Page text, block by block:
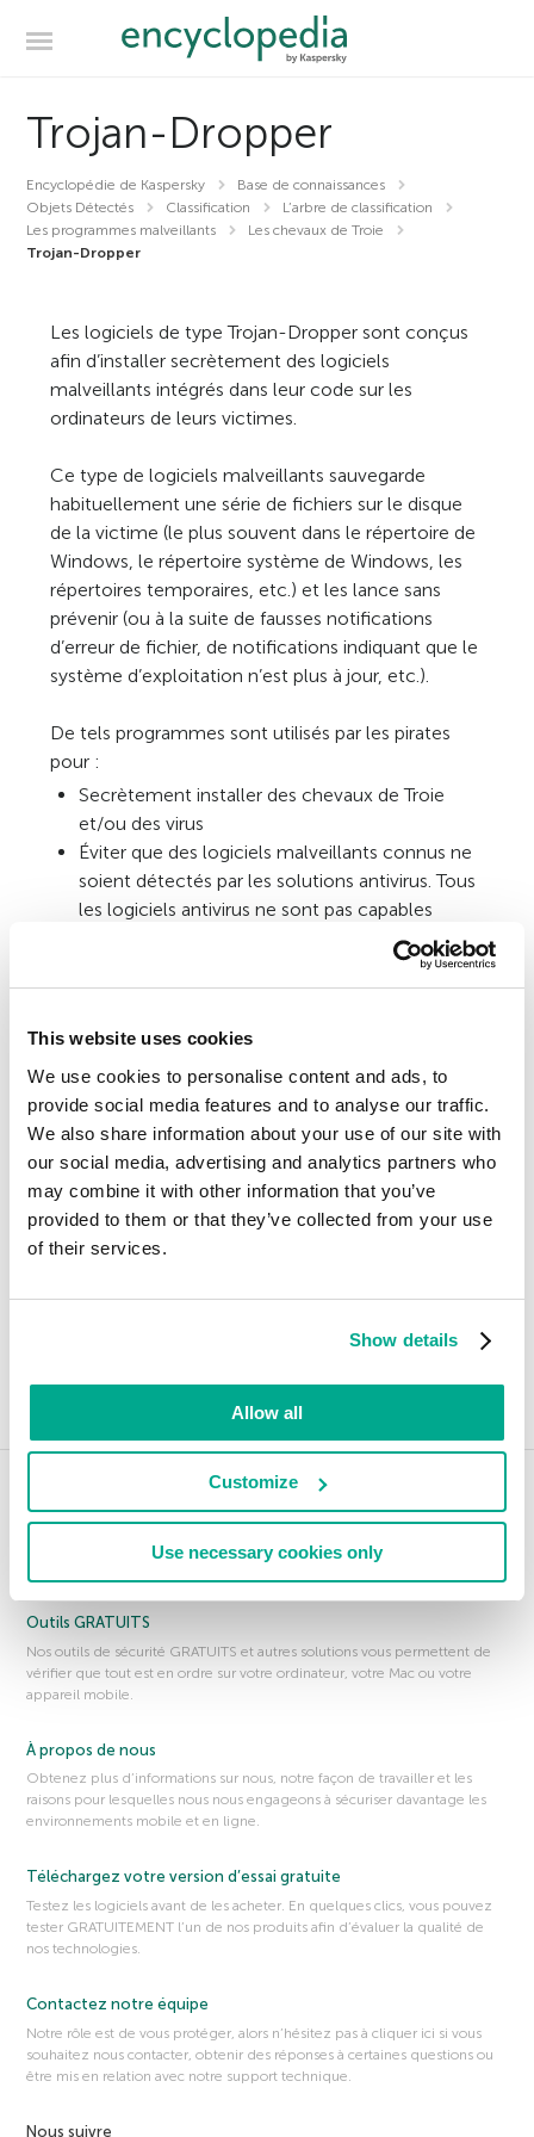
This website uses cookies
We use cookies to personalise content and ads, to
provide social media features and to analyse our traffic.
We also share information about your use of our site with
our social media, advertising and analytics partners who
may combine it with other information that you’ve
provided to them or that they’ve collected from your use
of their services.
Show details
Allow all
Customize
Use necessary cookies only
Trojan-Dropper
Encyclopédie de Kaspersky
Base de connaissances
Objets Détectés
Classification
L’arbre de classification
Les programmes malveillants
Les chevaux de Troie
Trojan-Dropper
Les logiciels de type Trojan-Dropper sont conçus
afin d’installer secrètement des logiciels
malveillants intégrés dans leur code sur les
ordinateurs de leurs victimes.
Ce type de logiciels malveillants sauvegarde
habituellement une série de fichiers sur le disque
de la victime (le plus souvent dans le répertoire de
Windows, le répertoire système de Windows, les
répertoires temporaires, etc.) et les lance sans
prévenir (ou à la suite de fausses notifications
d’erreur de fichier, de notifications indiquant que le
système d’exploitation n’est plus à jour, etc.).
De tels programmes sont utilisés par les pirates
pour :
Secrètement installer des chevaux de Troie
et/ou des virus
Éviter que des logiciels malveillants connus ne
soient détectés par les solutions antivirus. Tous
les logiciels antivirus ne sont pas capables
d’analyser tous les composants au sein de ce
RECHERCHER
Objets Détectés
Vulnérabilités et hackers
Des produits pour vous protéger
Nos produits innovants vous donnent la capacité de protéger ce qui vous
est le plus précieux. En savoir plus sur notre solution de sécurité primée.
Outils GRATUITS
Nos outils de sécurité GRATUITS et autres solutions vous permettent de
vérifier que tout est en ordre sur votre ordinateur, votre Mac ou votre
appareil mobile.
À propos de nous
Obtenez plus d’informations sur nous, notre façon de travailler et les
raisons pour lesquelles nous nous engageons à sécuriser davantage les
environnements mobile et en ligne.
Téléchargez votre version d’essai gratuite
Testez les logiciels avant de les acheter. En quelques clics, vous pouvez
tester GRATUITEMENT l’un de nos produits afin d’évaluer la qualité de
nos technologies.
Contactez notre équipe
Notre rôle est de vous protéger, alors n’hésitez pas à cliquer ici si vous
souhaitez nous contacter, obtenir des réponses à certaines questions ou
être mis en relation avec notre support technique.
Nous suivre